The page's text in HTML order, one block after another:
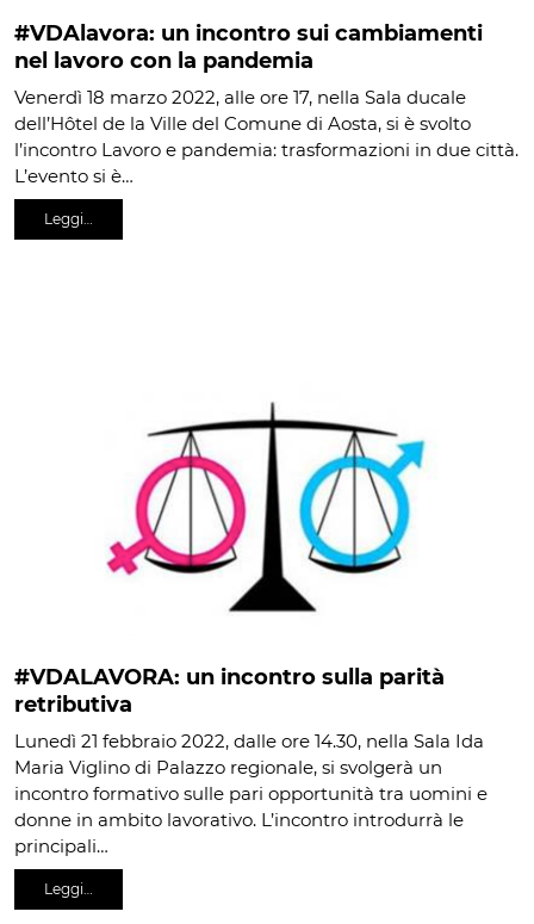
#VDAlavora: un incontro sui cambiamenti
nel lavoro con la pandemia
Venerdì 18 marzo 2022, alle ore 17, nella Sala ducale
dell’Hôtel de la Ville del Comune di Aosta, si è svolto
l’incontro Lavoro e pandemia: trasformazioni in due città.
L’evento si è…
Leggi…
#VDALAVORA: un incontro sulla parità
retributiva
Lunedì 21 febbraio 2022, dalle ore 14.30, nella Sala Ida
Maria Viglino di Palazzo regionale, si svolgerà un
incontro formativo sulle pari opportunità tra uomini e
donne in ambito lavorativo. L’incontro introdurrà le
principali…
Leggi…